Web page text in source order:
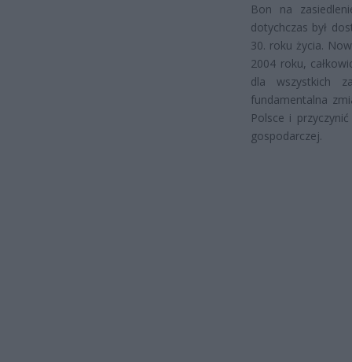
Bon na
dotychczas był
30. roku życia.
2004 roku,
dla wszystkich
fundamentalna
Polsce i
gospodarczej.